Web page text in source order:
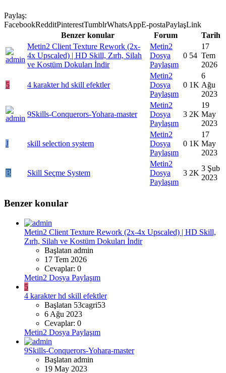
Paylaş:
FacebookRedditPinterestTumblrWhatsAppE-postaPaylaşLink
Benzer konular
Forum
Tarih
Metin2 Client Texture Rework (2x-
4x Upscaled) | HD Skill, Zırh, Silah
ve Kostüm Dokuları İndir
Metin2
Dosya
Paylaşım
0 54
17
Tem
2026
5 4 karakter hd skill efektler
Metin2
Dosya
Paylaşım
0 1K
6
Ağu
2023
9Skills-Conquerors-Yohara-master
Metin2
Dosya
Paylaşım
3 2K
19
May
2023
J skill selection system
Metin2
Dosya
Paylaşım
0 1K
17
May
2023
B Skill Seçme System
Metin2
Dosya
Paylaşım
3 2K
3 Şub
2023
Benzer konular
Metin2 Client Texture Rework (2x-4x Upscaled) | HD Skill,
Zırh, Silah ve Kostüm Dokuları İndir
Başlatan admin
17 Tem 2026
Cevaplar: 0
Metin2 Dosya Paylaşım
5
4 karakter hd skill efektler
Başlatan 53cagri53
6 Ağu 2023
Cevaplar: 0
Metin2 Dosya Paylaşım
9Skills-Conquerors-Yohara-master
Başlatan admin
19 May 2023